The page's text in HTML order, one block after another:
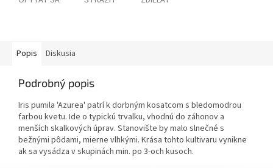
Popis Diskusia
Podrobný popis
Iris pumila 'Azurea' patrí k dorbným kosatcom s bledomodrou
farbou kvetu. Ide o typickú trvalku, vhodnú do záhonov a
menších skalkových úprav. Stanovište by malo slnečné s
bežnými pôdami, mierne vlhkými. Krása tohto kultivaru vynikne
ak sa vysádza v skupinách min. po 3-och kusoch.